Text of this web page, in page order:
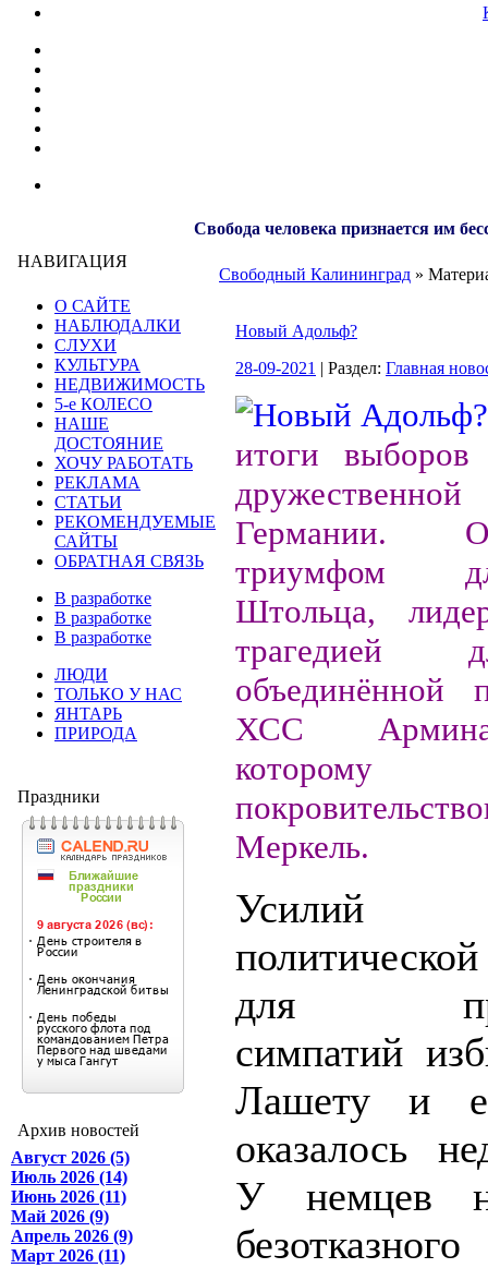
Свобода человека признается им
НАВИГАЦИЯ
О САЙТЕ
НАБЛЮДАЛКИ
СЛУХИ
КУЛЬТУРА
НЕДВИЖИМОСТЬ
5-е КОЛЕСО
НАШЕ
ДОСТОЯНИЕ
ХОЧУ РАБОТАТЬ
РЕКЛАМА
СТАТЬИ
РЕКОМЕНДУЕМЫЕ
САЙТЫ
ОБРАТНАЯ СВЯЗЬ
В разработке
В разработке
В разработке
ЛЮДИ
ТОЛЬКО У НАС
ЯНТАРЬ
ПРИРОДА
Праздники
Архив новостей
Август 2026 (5)
Июль 2026 (14)
Июнь 2026 (11)
Май 2026 (9)
Апрель 2026 (9)
Март 2026 (11)
Свободный Калининград »
Новый Адольф?
28-09-2021 | Раздел: Главная
итоги выборов
Германии.
триумфом
Штольца,
трагедией
объединённой
ХСС
которому
Меркель.
Усилий
для
симпатий
Лашету и
оказалось
У немцев